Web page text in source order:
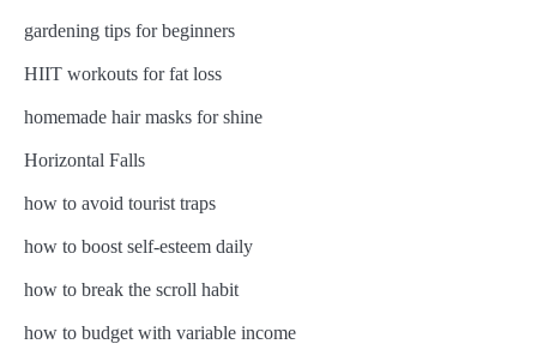
gardening tips for beginners
HIIT workouts for fat loss
homemade hair masks for shine
Horizontal Falls
how to avoid tourist traps
how to boost self-esteem daily
how to break the scroll habit
how to budget with variable income